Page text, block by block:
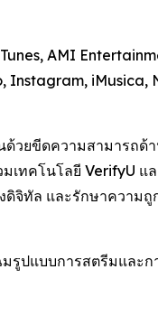
AMI
Instagram, iMusica,
ด้วยขีดความสามารถ
ทคโนโลยี VerifyU แล
จิทัล และรักษาความถู
รูปแบบการสตรีมและก